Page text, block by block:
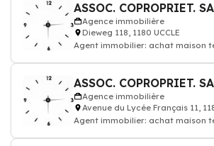
ASSOC. COPROPRIET.
Agence immobilière
Dieweg 118, 1180 UCCLE
Agent immobilier: achat maison
ASSOC. COPROPRIET.
Agence immobilière
Avenue du Lycée Français 11,
Agent immobilier: achat maison